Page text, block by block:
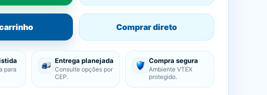
Comprar direto
para
Entrega planejada
Consulte opções por
CEP.
Compra segura
Ambiente VTEX
protegido.